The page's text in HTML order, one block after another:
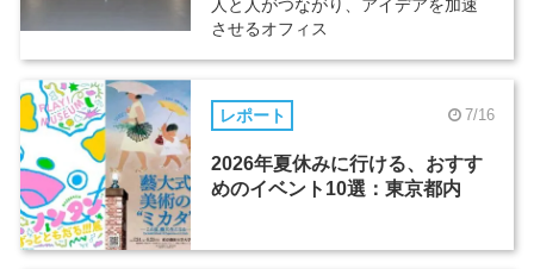
人と人がつながり、アイデアを加速
させるオフィス
レポート 7/16
2026年夏休みに行ける、おすす
めのイベント10選：東京都内